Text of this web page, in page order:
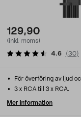
129,90
(inkl. moms)
4.6 (30)
För överföring av ljud
3 x RCA till 3 x RCA.
Mer information